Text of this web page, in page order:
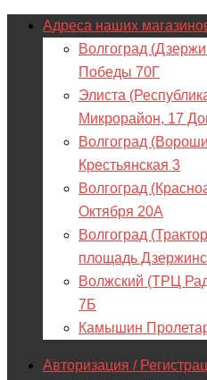
Адреса наших
Волгоград
Победы 70Г
Элиста
Микрорайон, 17
Волгоград
Крестьянская 3
Волгоград
Октября 20А
Волгоград
площадь
Волжский (ТРЦ
7Б
Камышин
Авторизация /